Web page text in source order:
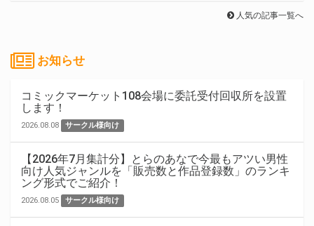
人気の記事一覧へ
お知らせ
コミックマーケット108会場に委託受付回収所を設置
します！
2026.08.08 サークル様向け
【2026年7月集計分】とらのあなで今最もアツい男性
向け人気ジャンルを「販売数と作品登録数」のランキ
ング形式でご紹介！
2026.08.05 サークル様向け